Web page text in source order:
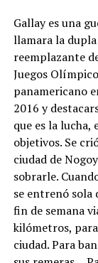
Gallay es una
llamara la
reemplazante
Juegos
panamericano
2016 y
que es la
objetivos. Se
ciudad de
sobrarle.
se entrenó sola
fin de semana
kilómetros,
ciudad. Para